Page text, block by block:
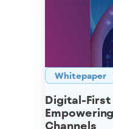
Whitepaper
Digital-
Channels